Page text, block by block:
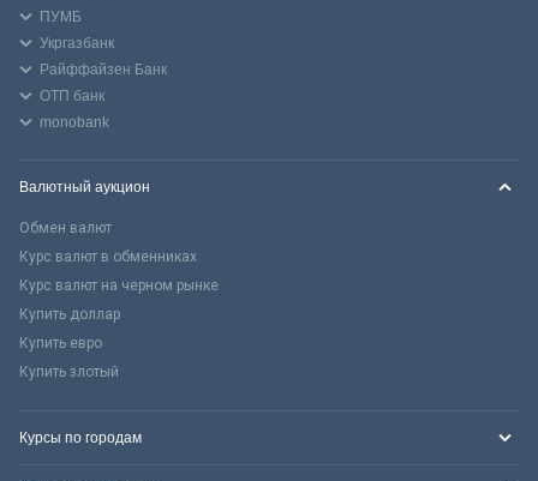
ПУМБ
Укргазбанк
Райффайзен Банк
ОТП банк
monobank
Валютный аукцион
Обмен валют
Курс валют в обменниках
Курс валют на черном рынке
Купить доллар
Купить евро
Купить злотый
Курсы по городам